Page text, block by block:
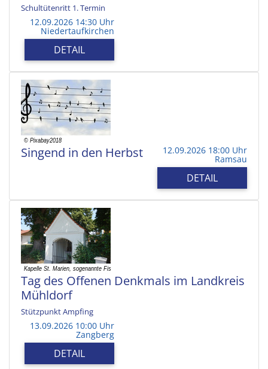
Schultütenritt 1. Termin
12.09.2026 14:30 Uhr
Niedertaufkirchen
DETAIL
Singend in den Herbst 12.09.2026 18:00 Uhr
Ramsau
DETAIL
Tag des Offenen Denkmals im Landkreis
Mühldorf
Stützpunkt Ampfing
13.09.2026 10:00 Uhr
Zangberg
DETAIL